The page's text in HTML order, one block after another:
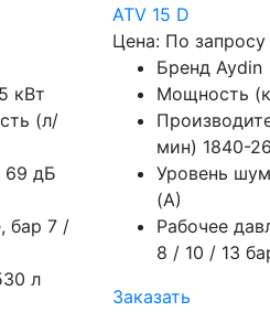
кВт
(л/
69 дБ
бар 7 /
л
ATV 15 D
Цена: По запросу
Бренд Aydin
Мощность
мин) 1840-
Уровень
(А)
Рабочее
8 / 10 / 13
Заказать